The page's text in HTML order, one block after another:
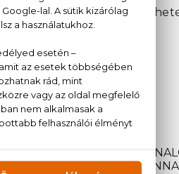
egy igazán
tölgymoha, pézsma
COUMARIN,
HEXYL